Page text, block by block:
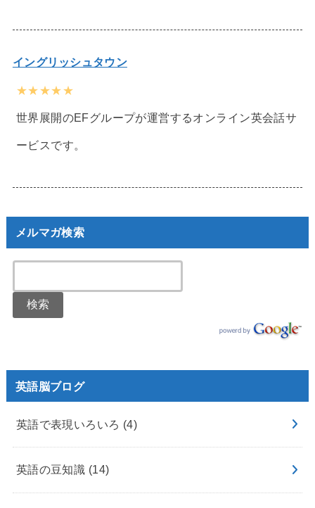
イングリッシュタウン
★★★★★
世界展開のEFグループが運営するオンライン英会話サ
ービスです。
メルマガ検索
英語脳ブログ
英語で表現いろいろ (4)
英語の豆知識 (14)